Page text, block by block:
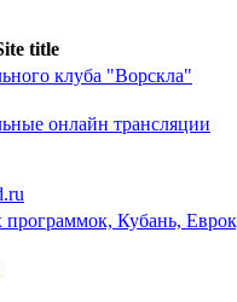
title
клуба "Ворскла"
онлайн трансляции
Кубань,